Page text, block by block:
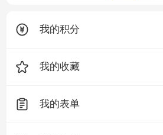
我的积分
我的收藏
我的表单